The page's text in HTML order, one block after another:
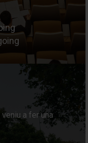
a fer una